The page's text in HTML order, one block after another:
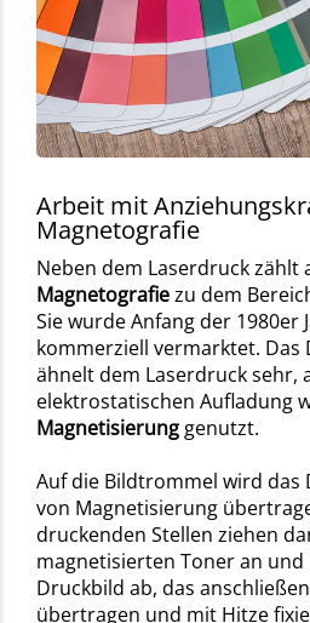
Arbeit mit
Magnetografie
Neben dem Laserdruck zählt
Magnetografiezu dem
Sie wurde Anfang der 1980er
kommerziell vermarktet. Das
ähnelt dem Laserdruck sehr,
elektrostatischen Aufladung
Magnetisierung genutzt.
Auf die Bildtrommel wird
von Magnetisierung
druckenden Stellen ziehen
magnetisierten Toner an und
Druckbild ab, das
übertragen und mit Hitze